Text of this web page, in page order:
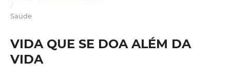
/
Saúde
VIDA QUE SE DOA ALÉM DA
VIDA